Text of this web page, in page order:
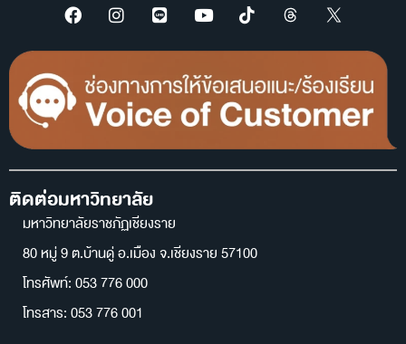
ติดต่อมหาวิทยาลัย
มหาวิทยาลัยราชภัฏเชียงราย
80 หมู่ 9 ต.บ้านดู่ อ.เมือง จ.เชียงราย 57100
โทรศัพท์: 053 776 000
โทรสาร: 053 776 001